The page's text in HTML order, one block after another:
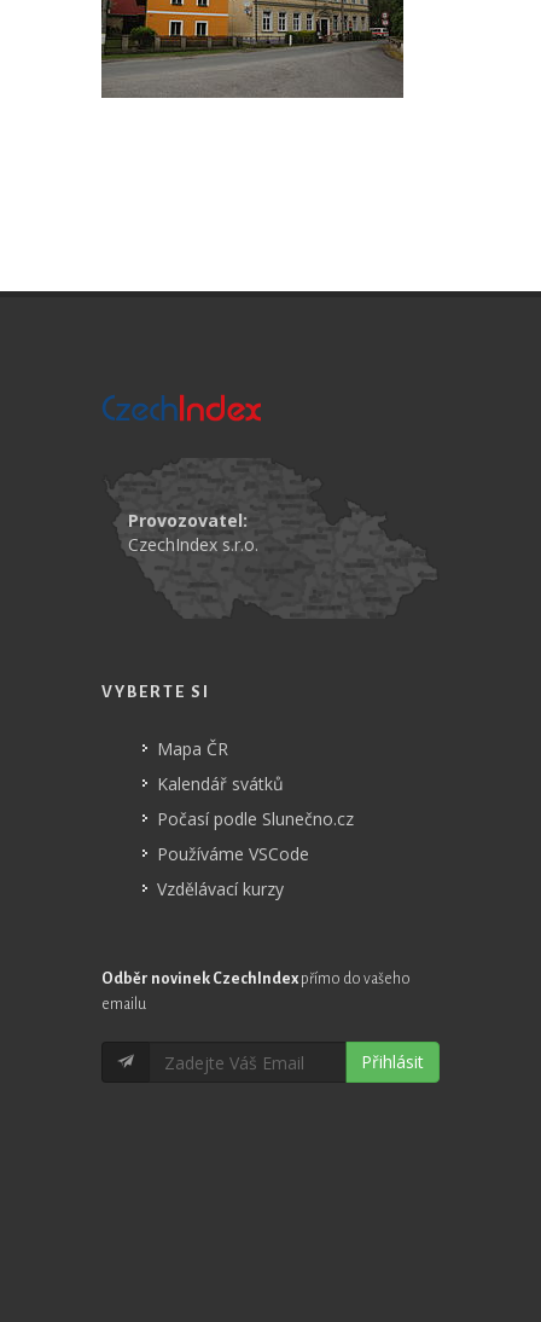
Provozovatel:
CzechIndex s.r.o.
VYBERTE SI
Mapa ČR
Kalendář svátků
Počasí podle Slunečno.cz
Používáme VSCode
Vzdělávací kurzy
Odběr novinek CzechIndex přímo do vašeho
emailu
Přihlásit